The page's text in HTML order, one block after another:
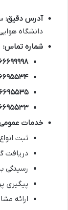
آدرس دقیق:
دانشگاه
شماره تماس:
خدمات عمومی
ثبت
دریافت
رسیدگی
پیگیری
ارائه